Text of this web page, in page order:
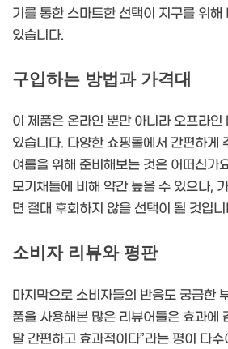
기를 통한 스마트한 선택이 지구를 위해
있습니다.
구입하는 방법과 가격대
이 제품은 온라인 뿐만 아니라 오프라인
있습니다. 다양한 쇼핑몰에서 간편하게
여름을 위해 준비해보는 것은 어떠신가
모기채들에 비해 약간 높을 수 있으나,
면 절대 후회하지 않을 선택이 될 것입니
소비자 리뷰와 평판
마지막으로 소비자들의 반응도 궁금한
품을 사용해본 많은 리뷰어들은 효과에
말 간편하고 효과적이다”라는 평이 다